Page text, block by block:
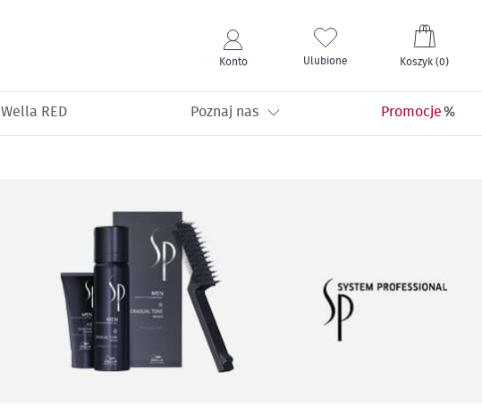
Konto Ulubione Koszyk (0)
Wella RED Poznaj nas Promocje